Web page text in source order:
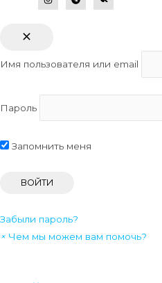
Имя пользователя или email
Пароль
Запомнить меня
Забыли пароль?
× Чем мы можем вам помочь?